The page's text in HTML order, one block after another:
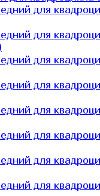
для
для
для
для
для
для
для
для